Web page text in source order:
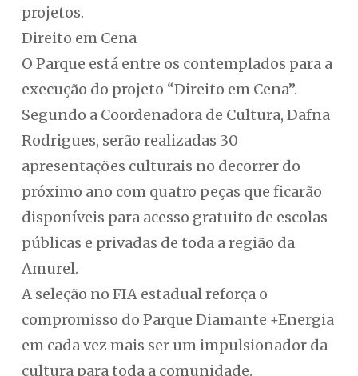
projetos.
Direito em Cena
O Parque está entre os contemplados para a
execução do projeto “Direito em Cena”.
Segundo a Coordenadora de Cultura, Dafna
Rodrigues, serão realizadas 30
apresentações culturais no decorrer do
próximo ano com quatro peças que ficarão
disponíveis para acesso gratuito de escolas
públicas e privadas de toda a região da
Amurel.
A seleção no FIA estadual reforça o
compromisso do Parque Diamante +Energia
em cada vez mais ser um impulsionador da
cultura para toda a comunidade.